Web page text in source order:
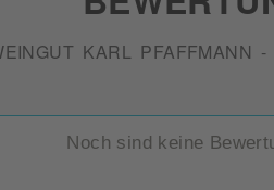
KARL PFAFFMANN
Noch sind keine